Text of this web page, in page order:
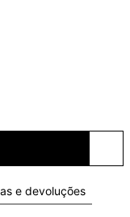
e devoluções